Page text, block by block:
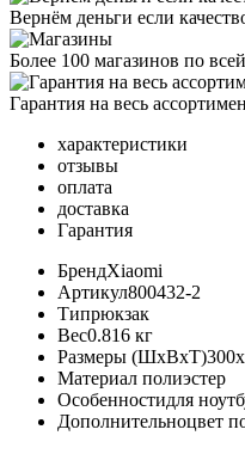
Вернём деньги если
Более 100 магазинов по
Гарантия на весь
характеристики
отзывы
оплата
доставка
Гарантия
БрендXiaomi
Артикул800432-2
Типрюкзак
Вес0.816 кг
Размеры (ШxВxТ)
Материал полиэстер
Особенностидля
Дополнительноцвет